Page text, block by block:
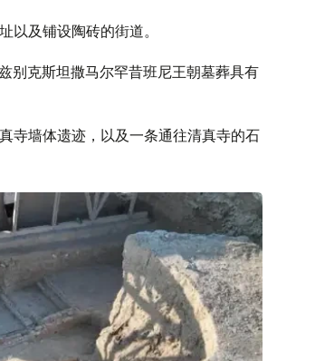
以及铺设陶砖的街道。
别克斯坦撒马尔罕昔班尼王朝墓葬具有
寺墙体遗迹，以及一条通往清真寺的石